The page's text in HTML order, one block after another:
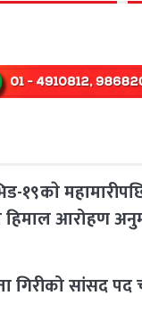
१९काे
हिमाल आरोहण
गिरीको सांसद